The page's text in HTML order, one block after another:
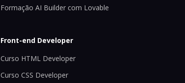
Formação AI Builder com Lovable
Front-end Developer
Curso HTML Developer
Curso CSS Developer